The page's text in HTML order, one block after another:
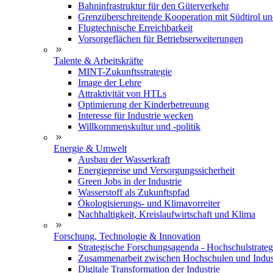
Bahninfrastruktur für den Güterverkehr
Grenzüberschreitende Kooperation mit Südtirol
Flugtechnische Erreichbarkeit
Vorsorgeflächen für Betriebserweiterungen
Talente & Arbeitskräfte
MINT-Zukunftsstrategie
Image der Lehre
Attraktivität von HTLs
Optimierung der Kinderbetreuung
Interesse für Industrie wecken
Willkommenskultur und -politik
Energie & Umwelt
Ausbau der Wasserkraft
Energiepreise und Versorgungssicherheit
Green Jobs in der Industrie
Wasserstoff als Zukunftspfad
Ökologisierungs- und Klimavorreiter
Nachhaltigkeit, Kreislaufwirtschaft und Klima
Forschung, Technologie & Innovation
Strategische Forschungsagenda -
Zusammenarbeit zwischen Hochschulen und
Digitale Transformation der Industrie